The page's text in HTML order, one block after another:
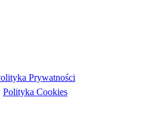
Prywatności
Polityka Cookies